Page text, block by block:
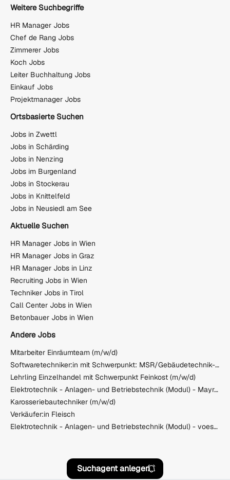
Weitere Suchbegriffe
HR Manager Jobs
Chef de Rang Jobs
Zimmerer Jobs
Koch Jobs
Leiter Buchhaltung Jobs
Einkauf Jobs
Projektmanager Jobs
Ortsbasierte Suchen
Jobs in Zwettl
Jobs in Schärding
Jobs in Nenzing
Jobs im Burgenland
Jobs in Stockerau
Jobs in Knittelfeld
Jobs in Neusiedl am See
Aktuelle Suchen
HR Manager Jobs in Wien
HR Manager Jobs in Graz
HR Manager Jobs in Linz
Recruiting Jobs in Wien
Techniker Jobs in Tirol
Call Center Jobs in Wien
Betonbauer Jobs in Wien
Andere Jobs
Mitarbeiter Einräumteam (m/w/d)
Softwaretechniker:in mit Schwerpunkt: MSR/Gebäudetechnik-Simatic S7
Lehrling Einzelhandel mit Schwerpunkt Feinkost (m/w/d)
Elektrotechnik - Anlagen- und Betriebstechnik (Modul) - Mayr-Melnhof Holz Leoben GmbH
Karosseriebautechniker (m/w/d)
Verkäufer:in Fleisch
Elektrotechnik - Anlagen- und Betriebstechnik (Modul) - voestalpine BÖHLER Aerospace GmbH & Co KG
Suchagent anlegen